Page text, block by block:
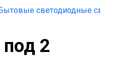
светодиодные
2